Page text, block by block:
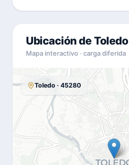
Ubicación de Toledo
Mapa interactivo · carga diferida
Toledo · 45280